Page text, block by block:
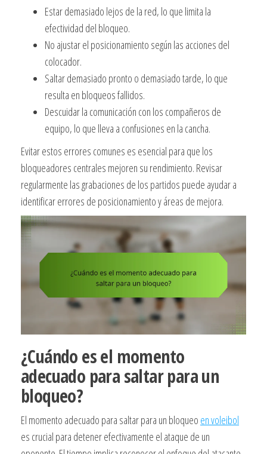
Estar demasiado lejos de la red, lo que limita la
efectividad del bloqueo.
No ajustar el posicionamiento según las acciones del
colocador.
Saltar demasiado pronto o demasiado tarde, lo que
resulta en bloqueos fallidos.
Descuidar la comunicación con los compañeros de
equipo, lo que lleva a confusiones en la cancha.
Evitar estos errores comunes es esencial para que los
bloqueadores centrales mejoren su rendimiento. Revisar
regularmente las grabaciones de los partidos puede ayudar a
identificar errores de posicionamiento y áreas de mejora.
¿Cuándo es el momento
adecuado para saltar para un
bloqueo?
El momento adecuado para saltar para un bloqueo en voleibol
es crucial para detener efectivamente el ataque de un